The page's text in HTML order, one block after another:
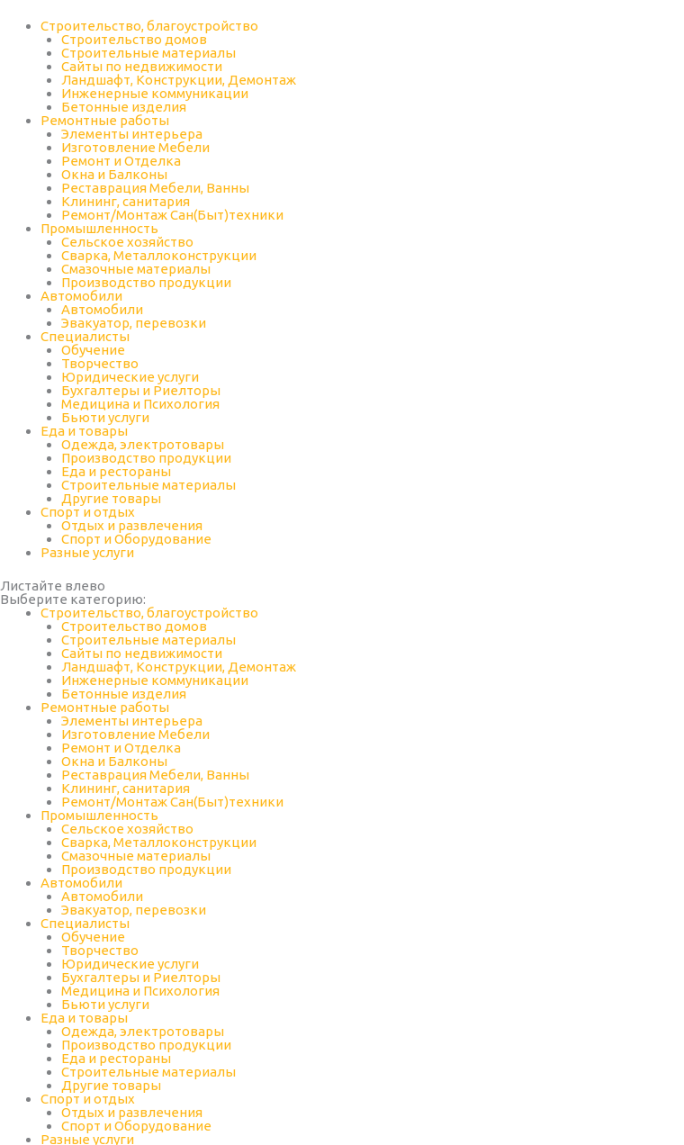
Строительство, благоустройство
Строительство домов
Строительные материалы
Сайты по недвижимости
Ландшафт, Конструкции, Демонтаж
Инженерные коммуникации
Бетонные изделия
Ремонтные работы
Элементы интерьера
Изготовление Мебели
Ремонт и Отделка
Окна и Балконы
Реставрация Мебели, Ванны
Клининг, санитария
Ремонт/Монтаж Сан(Быт)техники
Промышленность
Cельское хозяйство
Сварка, Металлоконструкции
Cмазочные материалы
Производство продукции
Автомобили
Автомобили
Эвакуатор, перевозки
Специалисты
Обучение
Творчество
Юридические услуги
Бухгалтеры и Риелторы
Медицина и Психология
Бьюти услуги
Еда и товары
Одежда, электротовары
Производство продукции
Еда и рестораны
Строительные материалы
Другие товары
Спорт и отдых
Отдых и развлечения
Спорт и Оборудование
Разные услуги
Листайте влево
Выберите категорию:
Строительство, благоустройство
Строительство домов
Строительные материалы
Сайты по недвижимости
Ландшафт, Конструкции, Демонтаж
Инженерные коммуникации
Бетонные изделия
Ремонтные работы
Элементы интерьера
Изготовление Мебели
Ремонт и Отделка
Окна и Балконы
Реставрация Мебели, Ванны
Клининг, санитария
Ремонт/Монтаж Сан(Быт)техники
Промышленность
Cельское хозяйство
Сварка, Металлоконструкции
Cмазочные материалы
Производство продукции
Автомобили
Автомобили
Эвакуатор, перевозки
Специалисты
Обучение
Творчество
Юридические услуги
Бухгалтеры и Риелторы
Медицина и Психология
Бьюти услуги
Еда и товары
Одежда, электротовары
Производство продукции
Еда и рестораны
Строительные материалы
Другие товары
Спорт и отдых
Отдых и развлечения
Спорт и Оборудование
Разные услуги